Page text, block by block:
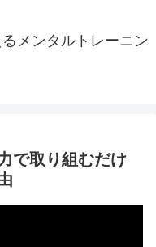
メンタルトレーニン
で取り組むだけ